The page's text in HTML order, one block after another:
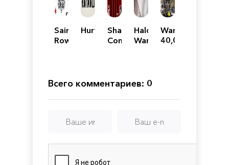
Saints
Row
HurtworldShadow
Complex
Halo
Wars
Warhammer
40,000:
Edition
Всего комментариев: 0